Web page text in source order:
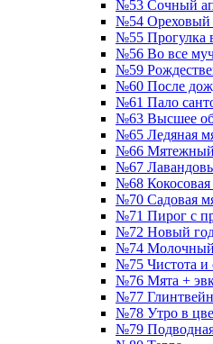
№53 Сочный
№54 Ореховый
№55 Прогулка
№56 Во все
№59
№60 После
№61 Пало
№63 Высшее
№65 Ледяная
№66
№67
№68 Кокосовая
№70 Садовая
№71 Пирог с
№72 Новый
№74
№75 Чистота и
№76 Мята +
№77 Глинтвейн
№78 Утро в
№79